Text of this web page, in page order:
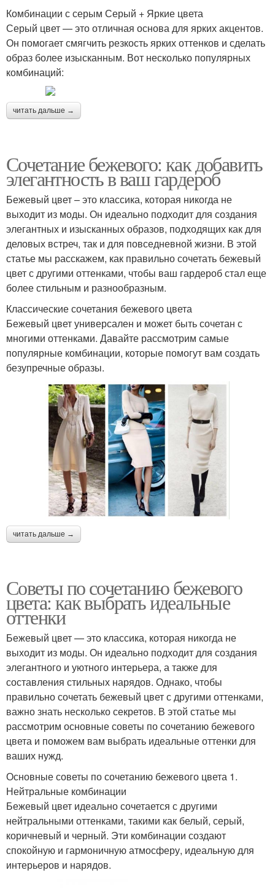
Комбинации с серым Серый + Яркие цвета
Серый цвет — это отличная основа для ярких акцентов.
Он помогает смягчить резкость ярких оттенков и сделать
образ более изысканным. Вот несколько популярных
комбинаций:
читать дальше →
Сочетание бежевого: как добавить
элегантность в ваш гардероб
Бежевый цвет – это классика, которая никогда не
выходит из моды. Он идеально подходит для создания
элегантных и изысканных образов, подходящих как для
деловых встреч, так и для повседневной жизни. В этой
статье мы расскажем, как правильно сочетать бежевый
цвет с другими оттенками, чтобы ваш гардероб стал еще
более стильным и разнообразным.
Классические сочетания бежевого цвета
Бежевый цвет универсален и может быть сочетан с
многими оттенками. Давайте рассмотрим самые
популярные комбинации, которые помогут вам создать
безупречные образы.
читать дальше →
Советы по сочетанию бежевого
цвета: как выбрать идеальные
оттенки
Бежевый цвет — это классика, которая никогда не
выходит из моды. Он идеально подходит для создания
элегантного и уютного интерьера, а также для
составления стильных нарядов. Однако, чтобы
правильно сочетать бежевый цвет с другими оттенками,
важно знать несколько секретов. В этой статье мы
рассмотрим основные советы по сочетанию бежевого
цвета и поможем вам выбрать идеальные оттенки для
ваших нужд.
Основные советы по сочетанию бежевого цвета 1.
Нейтральные комбинации
Бежевый цвет идеально сочетается с другими
нейтральными оттенками, такими как белый, серый,
коричневый и черный. Эти комбинации создают
спокойную и гармоничную атмосферу, идеальную для
интерьеров и нарядов.